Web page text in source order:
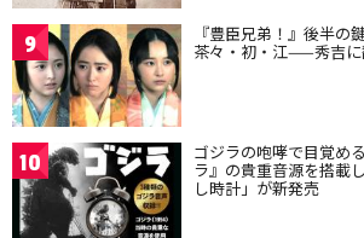
9 『豊臣兄弟！』後半の
茶々・初・江——秀吉
10 ゴジラの咆哮で目覚め
ラ』の貴重音源を搭載
し時計」が新発売